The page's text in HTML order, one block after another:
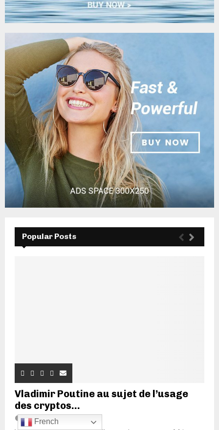
Popular Posts
Vladimir Poutine au sujet de l’usage
des cryptos...
20 juin 2022
French